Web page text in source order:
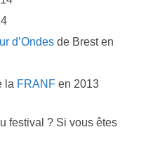
d’Ondes de Brest en
la FRANF en 2013
festival ? Si vous êtes